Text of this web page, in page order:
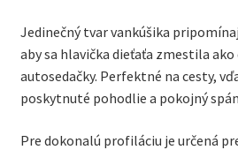
Jedinečný tvar vankúšika
aby sa hlavička dieťaťa zmestila
autosedačky. Perfektné na cesty,
poskytnuté pohodlie a pokojný
Pre dokonalú profiláciu je určená